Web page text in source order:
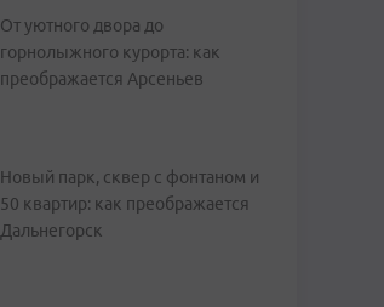
От уютного двора до
горнолыжного курорта: как
преображается Арсеньев
Новый парк, сквер с фонтаном и
50 квартир: как преображается
Дальнегорск